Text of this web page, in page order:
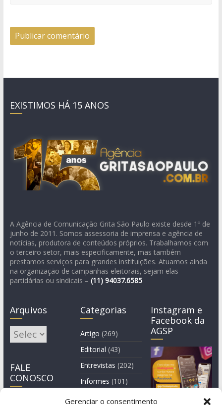
Gerenciar o consentimento
EXISTIMOS HÁ 15 ANOS
A Agência de Comunicação Grita São Paulo existe desde 1º de
junho de 2011. Somos assessoria de imprensa e agência de
notícias, produtora de conteúdos próprios. Trabalhamos com
o terceiro setor, mais especificamente, mas também
prestamos serviços para grandes instituições. Atuamos ainda
na organização de campanhas eleitorais, sejam elas
partidárias ou sindicais – (11) 94037.6585
Arquivos
Arquivos
FALE
CONOSCO
Categorias
Artigo (269)
Editorial (43)
Entrevistas (202)
Informes (101)
Instagram e
Facebook da
AGSP